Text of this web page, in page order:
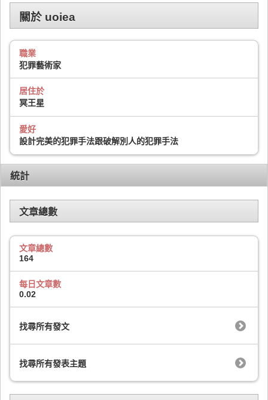
關於 uoiea
職業
犯罪藝術家
居住於
冥王星
愛好
設計完美的犯罪手法跟破解別人的犯罪手法
統計
文章總數
文章總數
164
每日文章數
0.02
找尋所有發文
找尋所有發表主題